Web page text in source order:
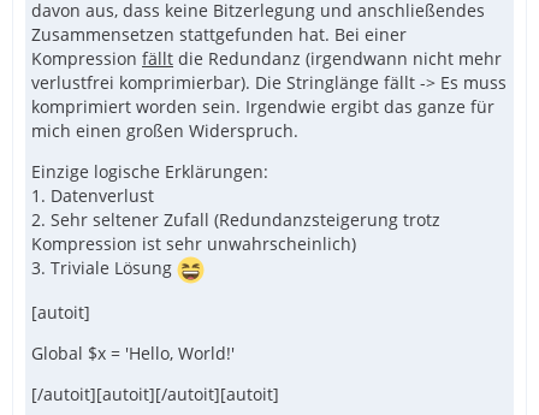
davon aus, dass keine Bitzerlegung und anschließendes
Zusammensetzen stattgefunden hat. Bei einer
Kompression fällt die Redundanz (irgendwann nicht mehr
verlustfrei komprimierbar). Die Stringlänge fällt -> Es muss
komprimiert worden sein. Irgendwie ergibt das ganze für
mich einen großen Widerspruch.
Einzige logische Erklärungen:
1. Datenverlust
2. Sehr seltener Zufall (Redundanzsteigerung trotz
Kompression ist sehr unwahrscheinlich)
3. Triviale Lösung
[autoit]
Global $x = 'Hello, World!'
[/autoit][autoit][/autoit][autoit]